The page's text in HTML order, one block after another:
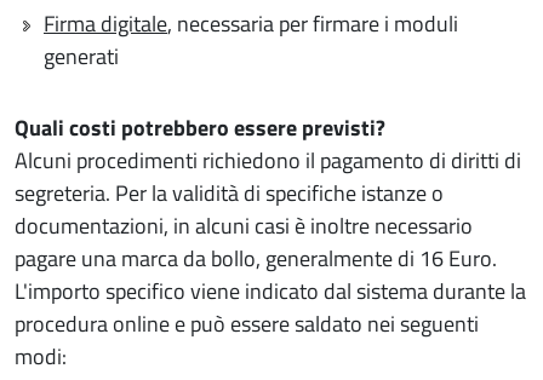
Firma digitale, necessaria per firmare i moduli
generati
Quali costi potrebbero essere previsti?
Alcuni procedimenti richiedono il pagamento di diritti di
segreteria. Per la validità di specifiche istanze o
documentazioni, in alcuni casi è inoltre necessario
pagare una marca da bollo, generalmente di 16 Euro.
L'importo specifico viene indicato dal sistema durante la
procedura online e può essere saldato nei seguenti
modi: